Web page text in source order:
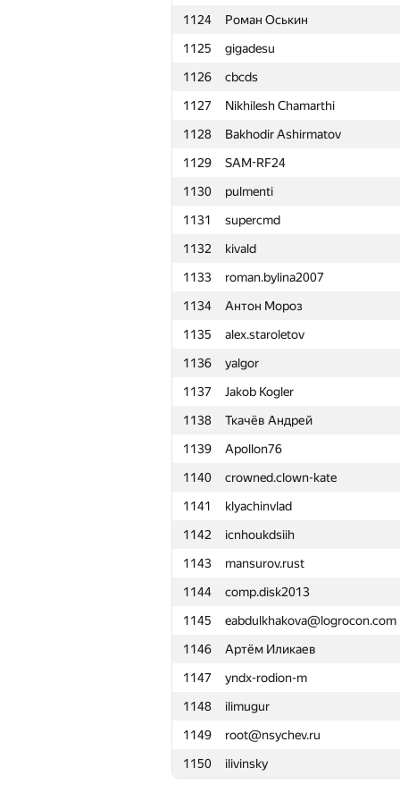
1124
Роман Оськин
1125
gigadesu
1126
cbcds
1127
Nikhilesh Chamarthi
1128
Bakhodir Ashirmatov
1129
SAM-RF24
1130
pulmenti
1131
supercmd
1132
kivald
1133
roman.bylina2007
1134
Антон Мороз
1135
alex.staroletov
1136
yalgor
1137
Jakob Kogler
1138
Ткачёв Андрей
1139
Apollon76
1140
crowned.clown-kate
1141
klyachinvlad
1142
icnhoukdsiih
1143
mansurov.rust
1144
comp.disk2013
1145
eabdulkhakova@logrocon.com
1146
Артём Иликаев
1147
yndx-rodion-m
1148
ilimugur
1149
root@nsychev.ru
1150
ilivinsky
1101 Shchetsova.au
1102
suff-d
1103
hepfkm.ibragimov
1104
Ismag-S
1105
kukulianski
1106
Vikram Singh Panwar
1107
YusupovAzat1990
1108
Дмитрий Курылев
1109
R.E.Gerasimov
1110
makarich1995
1111
Misha Prigara
1112
Nyatl
1113
Саня Головин
1114
veinrap
1115
Георгий Давидович
1116
izarizar
1117
Sergey Bondarenko
1118
zxc_j@tut.by
1119
deniskond
1120
valetr
1121
Henry Kao
1122
chacobsa
1123
J.T.J.L
1124
Роман Оськин
1125
gigadesu
1126
cbcds
1127
Nikhilesh Chamarthi